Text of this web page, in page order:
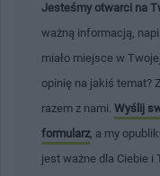
Jesteśmy otwarci na
ważną informacją,
miało miejsce w
opinię na jakiś temat?
razem z nami. Wyślij
formularz, a my
jest ważne dla Ciebie i